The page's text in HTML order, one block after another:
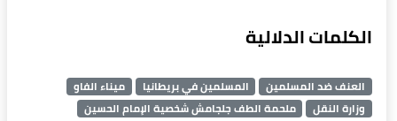
الكلمات الدلالية
العنف ضد المسلمين المسلمين في بريطانيا
ميناء الفاو
وزارة النقل
ملحمة الطف جلجامش شخصية الإمام الحسين